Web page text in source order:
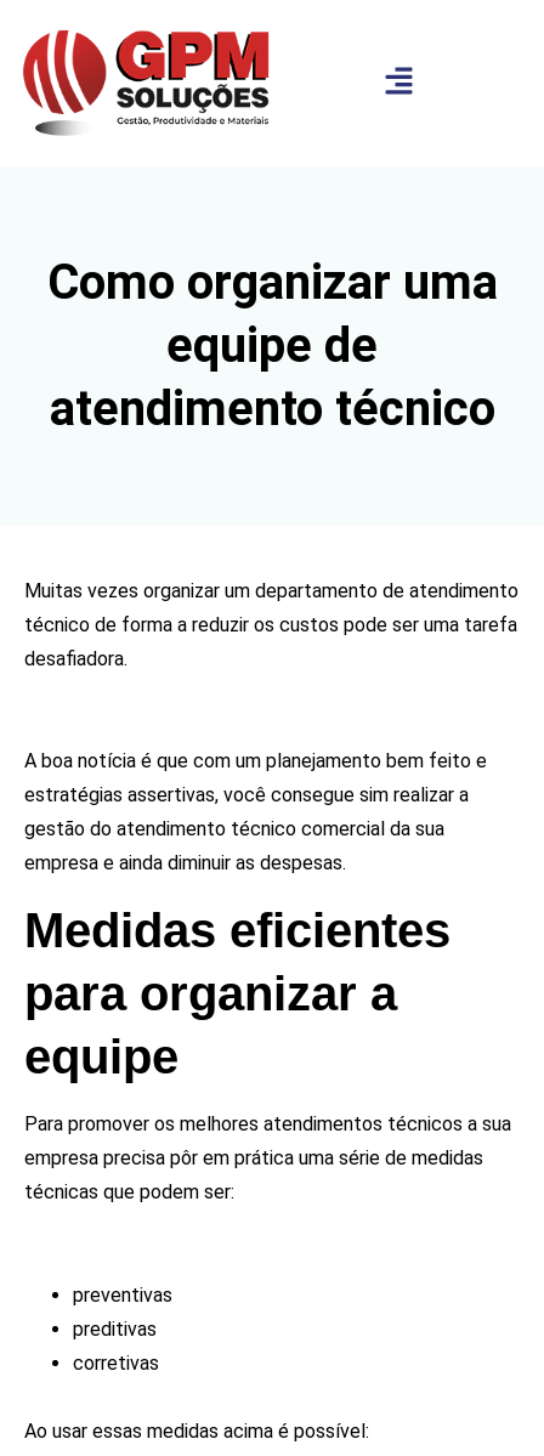
Como organizar uma
equipe de
atendimento técnico
Muitas vezes organizar um departamento de atendimento
técnico de forma a reduzir os custos pode ser uma tarefa
desafiadora.
A boa notícia é que com um planejamento bem feito e
estratégias assertivas, você consegue sim realizar a
gestão do atendimento técnico comercial da sua
empresa e ainda diminuir as despesas.
Medidas eficientes
para organizar a
equipe
Para promover os melhores atendimentos técnicos a sua
empresa precisa pôr em prática uma série de medidas
técnicas que podem ser:
preventivas
preditivas
corretivas
Ao usar essas medidas acima é possível: